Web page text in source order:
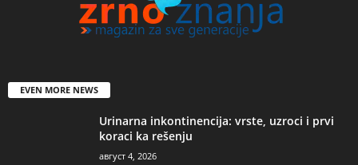
EVEN MORE NEWS
Urinarna inkontinencija: vrste, uzroci i prvi
koraci ka rešenju
август 4, 2026